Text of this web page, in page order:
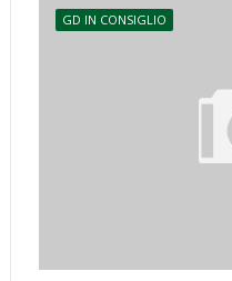
GD IN CONSIGLIO